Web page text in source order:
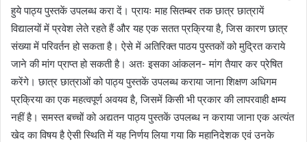
हुये पाठ्य पुस्तकें उपलब्ध करा दें। प्रायः माह सितम्बर तक छात्र छात्रायें
विद्यालयों में प्रवेश लेते रहते हैं और यह एक सतत प्रक्रिया है, जिस कारण छात्र
संख्या में परिवर्तन हो सकता है। ऐसे में अतिरिक्त पाठय पुस्तकों को मुद्रित कराये
जाने की मांग प्राप्त हो सकती है। अतः इसका आंकलन- मांग तैयार कर प्रेषित
करेंगे। छात्र छात्राओं को पाठ्य पुस्तकें उपलब्ध कराया जाना शिक्षण अधिगम
प्रक्रिया का एक महत्वपूर्ण अवयव है, जिसमें किसी भी प्रकार की लापरवाही क्षम्य
नहीं है। समस्त बच्चों को अद्यतन पाठ्य पुस्तकें उपलब्ध न कराया जाना एक अत्यंत
खेद का विषय है ऐसी स्थिति में यह निर्णय लिया गया कि महानिदेशक एवं उनके